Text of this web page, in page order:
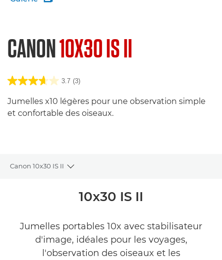
CANON10X30 IS II
3.7 (3)
Jumelles x10 légères pour une observation simple
et confortable des oiseaux.
Canon 10x30 IS II
Toggle breadcrumbs
Commentaires
10x30 IS II
Jumelles portables 10x avec stabilisateur
d'image, idéales pour les voyages,
l'observation des oiseaux et les